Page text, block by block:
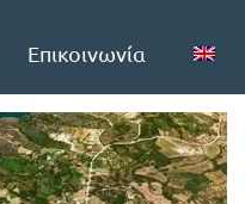
Επικοινωνία